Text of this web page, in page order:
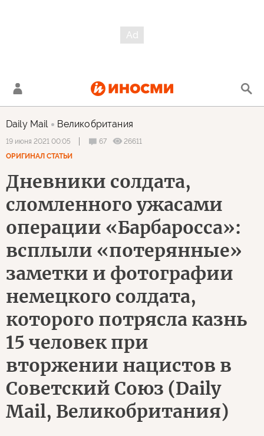
Daily Mail Великобритания
19 июня 2021 00:05 67
26611
ОРИГИНАЛ СТАТЬИ
Дневники солдата,
сломленного ужасами
операции «Барбаросса»:
всплыли «потерянные»
заметки и фотографии
немецкого солдата,
которого потрясла казнь
15 человек при
вторжении нацистов в
Советский Союз (Daily
Mail, Великобритания)